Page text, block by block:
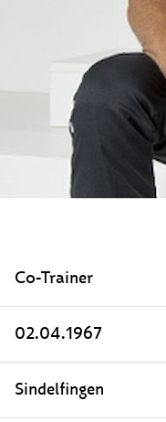
Co-Trainer
02.04.1967
Sindelfingen